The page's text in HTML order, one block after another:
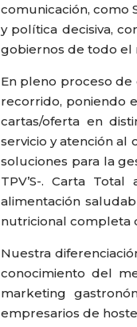
comunicación, como
y política decisiva,
gobiernos de todo el
En pleno proceso de
recorrido, poniendo
cartas/oferta en
servicio y atención al
soluciones para la
TPV’S-. Carta
alimentación
nutricional completa
Nuestra
conocimiento del
marketing
empresarios de